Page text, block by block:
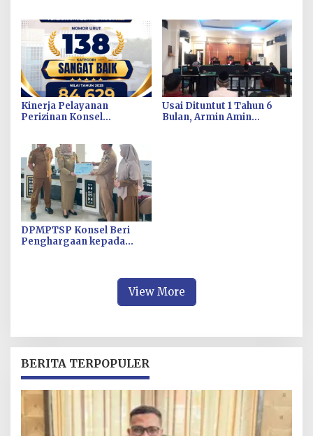
Kinerja Pelayanan
Perizinan Konsel
Baik” dari Kementerian
Investasi dan
Hilirisasi/BKPM
Usai Dituntut 1 Tahun 6
Bulan, Armin Amin
DPMPTSP Konsel Beri
Penghargaan kepada
View More
BERITA TERPOPULER